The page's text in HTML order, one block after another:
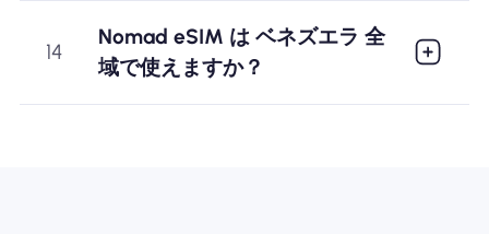
14
Nomad eSIM は ベネズエラ 全
域で使えますか？